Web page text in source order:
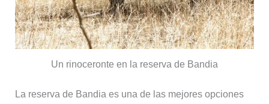
Un rinoceronte en la reserva de Bandia
La reserva de Bandia es una de las mejores opciones